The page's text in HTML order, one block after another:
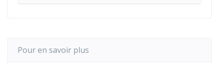
Pour en savoir plus